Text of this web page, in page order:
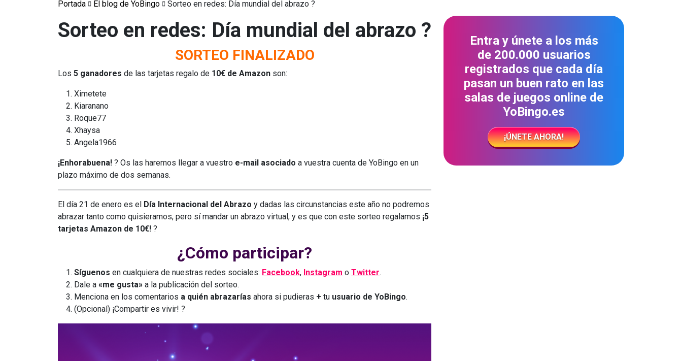
Portada El blog de YoBingo Sorteo en redes: Día mundial del abrazo ?
Sorteo en redes: Día mundial del abrazo ?
SORTEO FINALIZADO
Los 5 ganadores de las tarjetas regalo de 10€ de Amazon son:
Ximetete
Kiaranano
Roque77
Xhaysa
Angela1966
¡Enhorabuena! ? Os las haremos llegar a vuestro e-mail asociado a vuestra cuenta de YoBingo en un
plazo máximo de dos semanas.
El día 21 de enero es el Día Internacional del Abrazo y dadas las circunstancias este año no podremos
abrazar tanto como quisieramos, pero sí mandar un abrazo virtual, y es que con este sorteo regalamos ¡5
tarjetas Amazon de 10€! ?
¿Cómo participar?
Síguenos en cualquiera de nuestras redes sociales: Facebook, Instagram o Twitter.
Dale a «me gusta» a la publicación del sorteo.
Menciona en los comentarios a quién abrazarías ahora si pudieras + tu usuario de YoBingo.
(Opcional) ¡Compartir es vivir! ?
Entra y únete a los más
de 200.000 usuarios
registrados que cada día
pasan un buen rato en las
salas de juegos online de
YoBingo.es
¡ÚNETE AHORA!